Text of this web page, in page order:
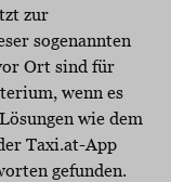
zur
sogenannten
Ort sind für
wenn es
wie dem
Taxi.at-App
gefunden.